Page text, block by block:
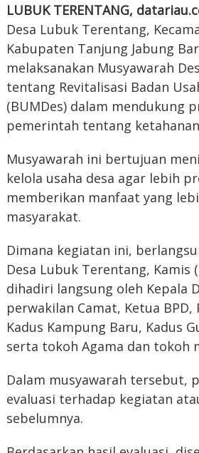
LUBUK TERENTANG,
Desa Lubuk Terentang,
Kabupaten Tanjung Jabung
melaksanakan Musyawarah
tentang Revitalisasi Badan
(BUMDes) dalam mendukung
pemerintah tentang
Musyawarah ini bertujuan
kelola usaha desa agar lebih
memberikan manfaat yang
masyarakat.
Dimana kegiatan ini,
Desa Lubuk Terentang, Kamis
dihadiri langsung oleh Kepala
perwakilan Camat, Ketua BPD,
Kadus Kampung Baru, Kadus
serta tokoh Agama dan tokoh
Dalam musyawarah tersebut,
evaluasi terhadap kegiatan
sebelumnya.